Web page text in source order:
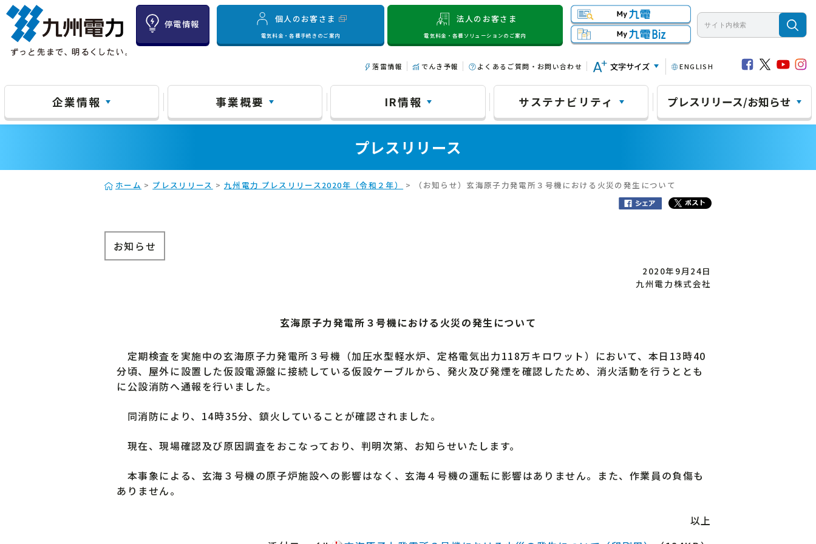
停電情報
個人のお客さま
電気料金・各種手続きのご案内
法人のお客さま
電気料金・各種ソリューションのご案内
落雷情報 でんき予報 よくあるご質問・お問い合わせ 文字サイズ ENGLISH
企業情報 事業概要 IR情報 サステナビリティ プレスリリース/お知らせ
プレスリリース
ホーム > プレスリリース > 九州電力 プレスリリース2020年（令和２年） > （お知らせ）玄海原子力発電所３号機における火災の発生について
お知らせ
2020年9月24日
九州電力株式会社
玄海原子力発電所３号機における火災の発生について
定期検査を実施中の玄海原子力発電所３号機（加圧水型軽水炉、定格電気出力118万キロワット）において、本日13時40
分頃、屋外に設置した仮設電源盤に接続している仮設ケーブルから、発火及び発煙を確認したため、消火活動を行うととも
に公設消防へ通報を行いました。
同消防により、14時35分、鎮火していることが確認されました。
現在、現場確認及び原因調査をおこなっており、判明次第、お知らせいたします。
本事象による、玄海３号機の原子炉施設への影響はなく、玄海４号機の運転に影響はありません。また、作業員の負傷も
ありません。
以上